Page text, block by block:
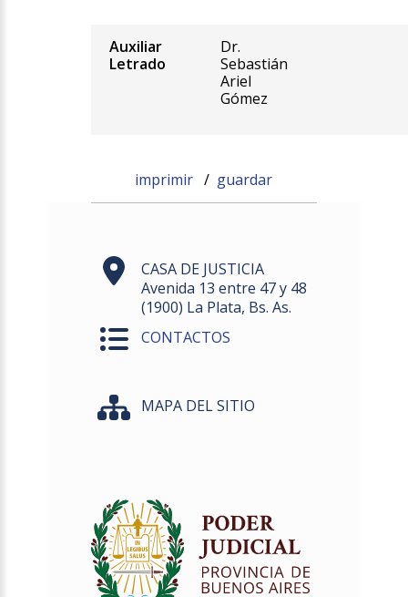
Auxiliar
Letrado
Dr.
Sebastián
Ariel
Gómez
imprimir / guardar
CASA DE JUSTICIA
Avenida 13 entre 47 y 48
(1900) La Plata, Bs. As.
CONTACTOS
MAPA DEL SITIO